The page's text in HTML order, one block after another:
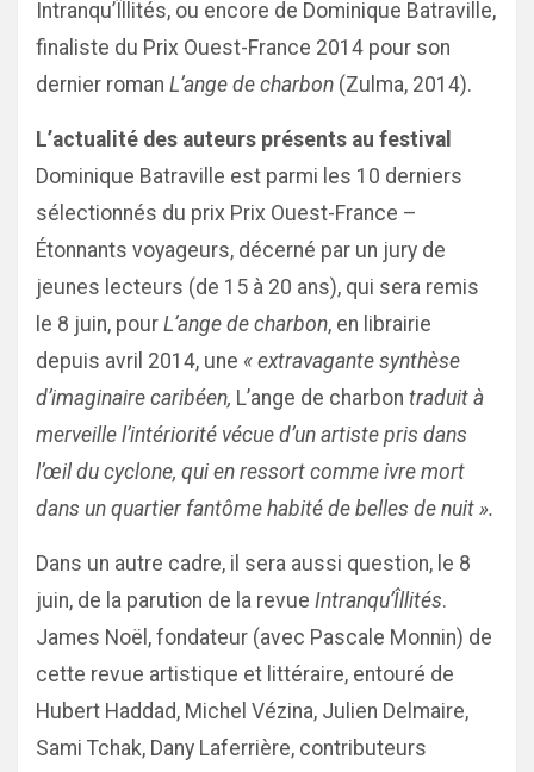
Intranqu’Îllités, ou encore de Dominique Batraville,
finaliste du Prix Ouest-France 2014 pour son
dernier roman L’ange de charbon (Zulma, 2014).
L’actualité des auteurs présents au festival
Dominique Batraville est parmi les 10 derniers
sélectionnés du prix Prix Ouest-France –
Étonnants voyageurs, décerné par un jury de
jeunes lecteurs (de 15 à 20 ans), qui sera remis
le 8 juin, pour L’ange de charbon, en librairie
depuis avril 2014, une « extravagante synthèse
d’imaginaire caribéen, L’ange de charbon traduit à
merveille l’intériorité vécue d’un artiste pris dans
l’œil du cyclone, qui en ressort comme ivre mort
dans un quartier fantôme habité de belles de nuit ».
Dans un autre cadre, il sera aussi question, le 8
juin, de la parution de la revue Intranqu’Îllités.
James Noël, fondateur (avec Pascale Monnin) de
cette revue artistique et littéraire, entouré de
Hubert Haddad, Michel Vézina, Julien Delmaire,
Sami Tchak, Dany Laferrière, contributeurs